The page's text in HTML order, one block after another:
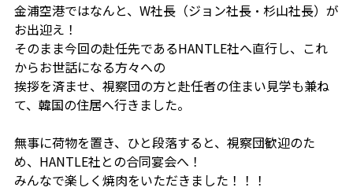
金浦空港ではなんと、W社長（ジョン社長・杉山社長）が
お出迎え！
そのまま今回の赴任先であるHANTLE社へ直行し、これ
からお世話になる方々への
挨拶を済ませ、視察団の方と赴任者の住まい見学も兼ね
て、韓国の住居へ行きました。
無事に荷物を置き、ひと段落すると、視察団歓迎のた
め、HANTLE社との合同宴会へ！
みんなで楽しく焼肉をいただきました！！！